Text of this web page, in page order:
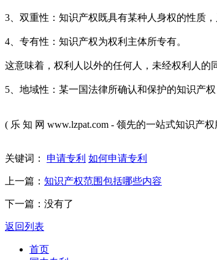
3、双重性：知识产权既具有某种人身权的性质，
4、专有性：知识产权为权利主体所专有。
这意味着，权利人以外的任何人，未经权利人的
5、地域性：某一国法律所确认和保护的知识产
( 乐 知 网 www.lzpat.com - 领先的一站式知识产权
关键词： 申请专利 如何申请专利
上一篇： 知识产权范围包括哪些内容
下一篇：没有了
返回列表
首页